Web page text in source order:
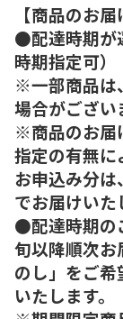
【商品のお届
●配達時期が
時期指定可）
※一部商品は
場合がござい
※商品のお届
指定の有無に
お申込み分
でお届けいた
●配達時期の
旬以降順次お
のし」をご
いたします。